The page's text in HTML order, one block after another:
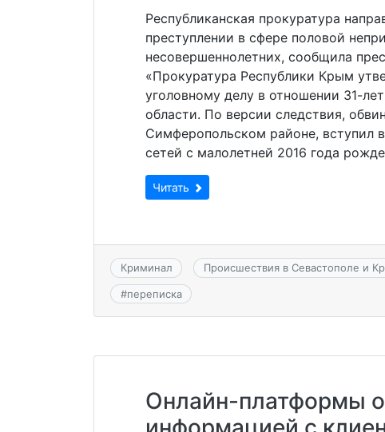
Республиканская прокуратура
преступлении в сфере половой
несовершеннолетних, сообщила
«Прокуратура Республики Крым
уголовному делу в отношении 31-
области. По версии следствия,
Симферопольском районе, вступил
сетей с малолетней 2016 года
Читать
Криминал Происшествия в Севастополе и
#переписка
Онлайн-платформы